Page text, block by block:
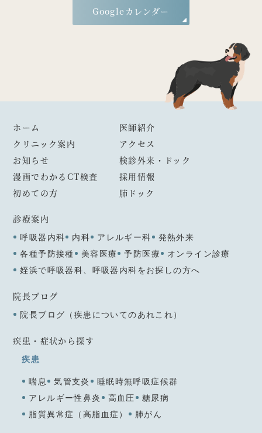
Googleカレンダー
ホーム
医師紹介
クリニック案内
アクセス
お知らせ
検診外来・ドック
漫画でわかるCT検査
採用情報
初めての方
肺ドック
診療案内
呼吸器内科 内科 アレルギー科
発熱外来
各種予防接種
美容医療 予防医療
オンライン診療
姪浜で呼吸器科、呼吸器内科をお探しの方へ
院長ブログ
院長ブログ（疾患についてのあれこれ）
疾患・症状から探す
疾患
喘息 気管支炎
睡眠時無呼吸症候群
アレルギー性鼻炎
高血圧
糖尿病
脂質異常症（高脂血症）
肺がん